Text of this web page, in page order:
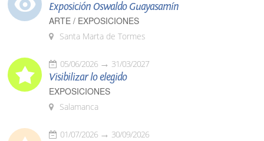
Exposición Oswaldo Guayasamín
ARTE / EXPOSICIONES
Santa Marta de Tormes
05/06/2026 31/03/2027
Visibilizar lo elegido
EXPOSICIONES
Salamanca
01/07/2026 30/09/2026